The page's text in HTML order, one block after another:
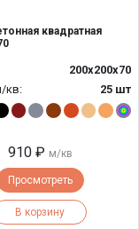
квадратная
200х200х70
кв:
25 шт
910 ₽ м/кв
Просмотреть
В корзину